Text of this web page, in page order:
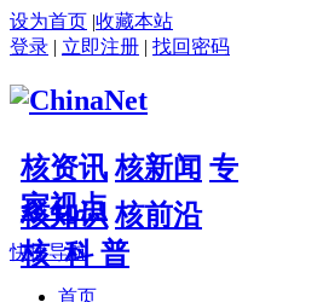
设为首页 |收藏本站
登录 | 立即注册 | 找回密码
核资讯 核新闻 专
家视点
核知识 核前沿
核 科 普
快捷导航
首页